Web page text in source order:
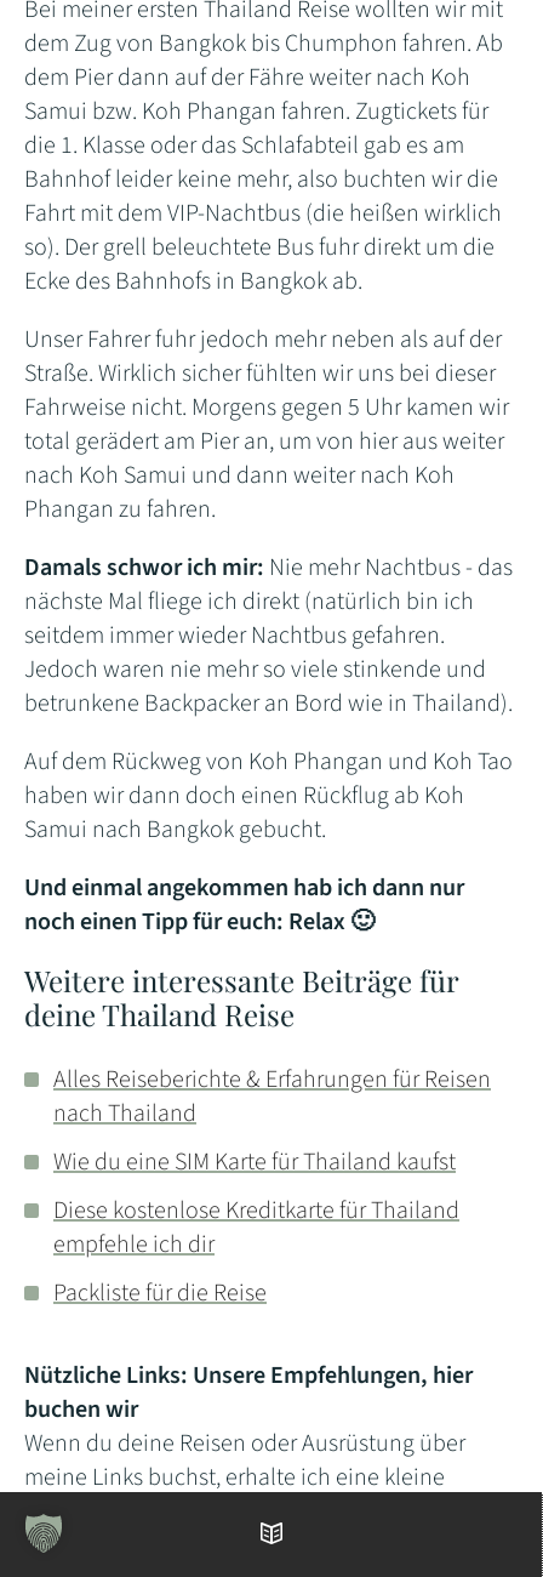
Bei meiner ersten Thailand Reise wollten wir mit
dem Zug von Bangkok bis Chumphon fahren. Ab
dem Pier dann auf der Fähre weiter nach Koh
Samui bzw. Koh Phangan fahren. Zugtickets für
die 1. Klasse oder das Schlafabteil gab es am
Bahnhof leider keine mehr, also buchten wir die
Fahrt mit dem VIP-Nachtbus (die heißen wirklich
so). Der grell beleuchtete Bus fuhr direkt um die
Ecke des Bahnhofs in Bangkok ab.
Unser Fahrer fuhr jedoch mehr neben als auf der
Straße. Wirklich sicher fühlten wir uns bei dieser
Fahrweise nicht. Morgens gegen 5 Uhr kamen wir
total gerädert am Pier an, um von hier aus weiter
nach Koh Samui und dann weiter nach Koh
Phangan zu fahren.
Damals schwor ich mir: Nie mehr Nachtbus - das
nächste Mal fliege ich direkt (natürlich bin ich
seitdem immer wieder Nachtbus gefahren.
Jedoch waren nie mehr so viele stinkende und
betrunkene Backpacker an Bord wie in Thailand).
Auf dem Rückweg von Koh Phangan und Koh Tao
haben wir dann doch einen Rückflug ab Koh
Samui nach Bangkok gebucht.
Und einmal angekommen hab ich dann nur
noch einen Tipp für euch: Relax 🙂
Weitere interessante Beiträge für
deine Thailand Reise
Alles Reiseberichte & Erfahrungen für Reisen
nach Thailand
Wie du eine SIM Karte für Thailand kaufst
Diese kostenlose Kreditkarte für Thailand
empfehle ich dir
Packliste für die Reise
Nützliche Links: Unsere Empfehlungen, hier
buchen wir
Wenn du deine Reisen oder Ausrüstung über
meine Links buchst, erhalte ich eine kleine
Provision. So kannst du mir helfen, diesen
Reiseblog (Technik & Hosting) zu finanzieren.
Inhaltsverzeichnis